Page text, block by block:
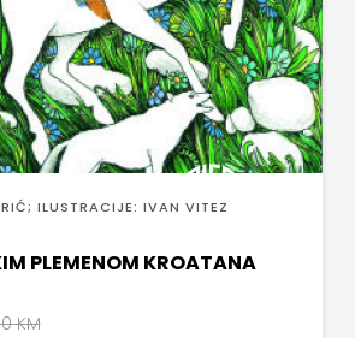
ILUSTRACIJE: IVAN VITEZ
PLEMENOM KROATANA
KM